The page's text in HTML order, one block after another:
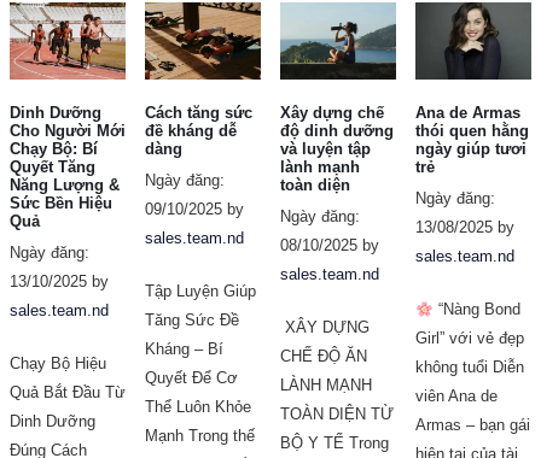
Dinh Dưỡng
Cho Người Mới
Chạy Bộ: Bí
Quyết Tăng
Năng Lượng &
Sức Bền Hiệu
Quả
Ngày đăng:
13/10/2025 by
sales.team.nd
Chạy Bộ Hiệu
Quả Bắt Đầu Từ
Dinh Dưỡng
Đúng Cách
Cách tăng sức
đề kháng dễ
dàng
Ngày đăng:
09/10/2025 by
sales.team.nd
Tập Luyện Giúp
Tăng Sức Đề
Kháng – Bí
Quyết Để Cơ
Thể Luôn Khỏe
Mạnh Trong thế
Xây dựng chế
độ dinh dưỡng
và luyện tập
lành mạnh
toàn diện
Ngày đăng:
08/10/2025 by
sales.team.nd
XÂY DỰNG
CHẾ ĐỘ ĂN
LÀNH MẠNH
TOÀN DIỆN TỪ
BỘ Y TẾ Trong
Ana de Armas
thói quen hằng
ngày giúp tươi
trẻ
Ngày đăng:
13/08/2025 by
sales.team.nd
“Nàng Bond
Girl” với vẻ đẹp
không tuổi Diễn
viên Ana de
Armas – bạn gái
hiện tại của tài